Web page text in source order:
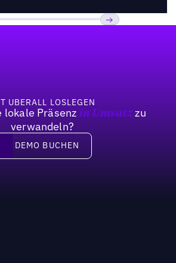
UBERALL LOSLEGEN
lokale Präsenz in Umsatzzu
verwandeln?
BUCHEN
DEMO BUCHEN